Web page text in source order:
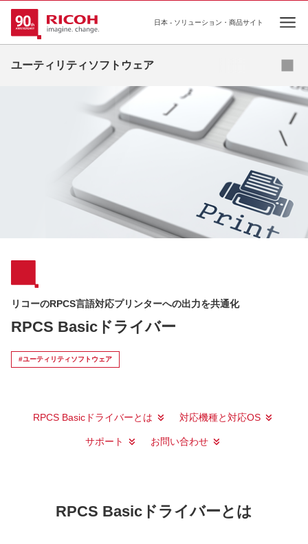
日本 - ソリューション・商品サイト
ユーティリティソフトウェア
ドキュメント管理ソフトウェア
機器・ログ管理ソフトウェア
ユーティリティソフトウェア
リコーのRPCS言語対応プリンターへの出力を共通化
RPCS Basicドライバー
#ユーティリティソフトウェア
RPCS Basicドライバーとは 対応機種と対応OS
サポート お問い合わせ
RPCS Basicドライバーとは